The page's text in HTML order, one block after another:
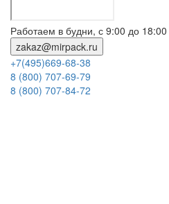
Работаем в будни, с 9:00 до
zakaz@mirpack.ru
+7(495)669-68-38
8 (800) 707-69-79
8 (800) 707-84-72